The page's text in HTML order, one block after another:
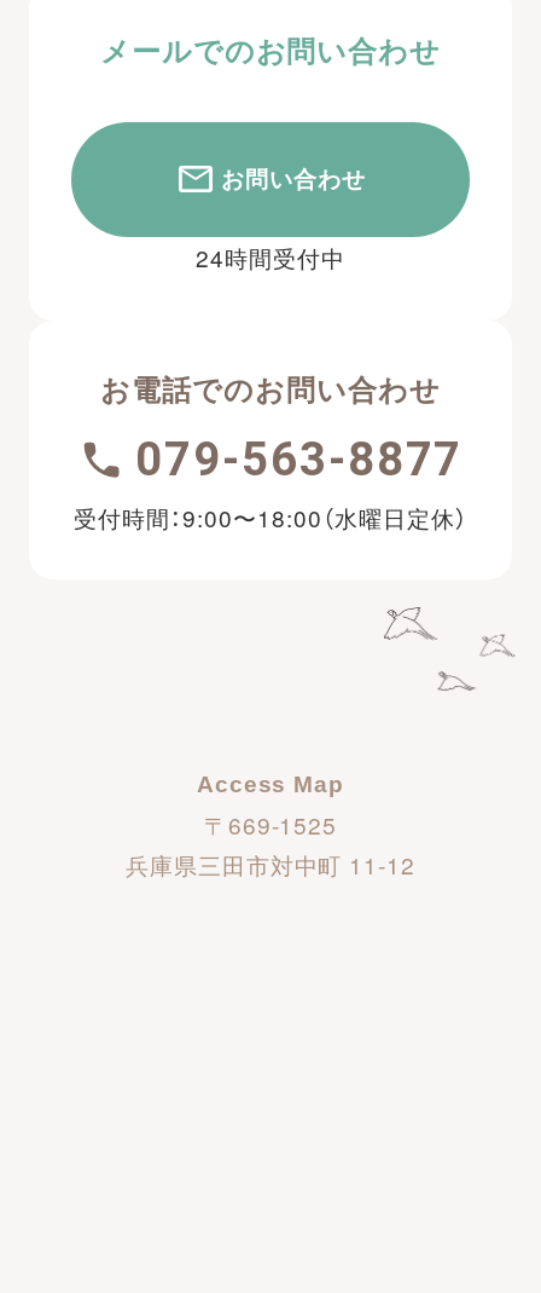
メールでのお問い合わせ
お問い合わせ
24時間受付中
お電話でのお問い合わせ
079-563-8877
受付時間：9:00〜18:00（水曜日定休）
Access Map
〒669-1525
兵庫県三田市対中町 11-12